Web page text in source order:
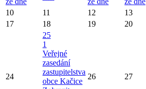
10 11 12 13
17
18 19 20
24
25
1
Veřejné
zasedání
zastupitelstva
obce Kačice
26 27